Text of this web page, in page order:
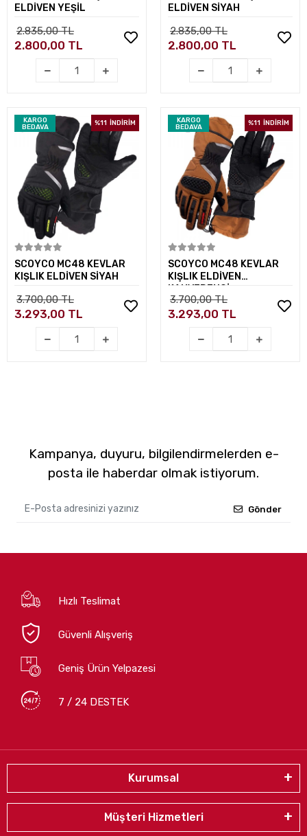
ELDİVEN YEŞİL
2.835,00 TL
2.800,00 TL
ELDİVEN SİYAH
2.835,00 TL
2.800,00 TL
KARGO
BEDAVA
%11 İNDİRİM
Sepete Ekle
SCOYCO MC48 KEVLAR
KIŞLIK ELDİVEN SİYAH
3.700,00 TL
3.293,00 TL
KARGO
BEDAVA
%11 İNDİRİM
Sepete Ekle
SCOYCO MC48 KEVLAR
KIŞLIK ELDİVEN
KAHVERENGİ
3.700,00 TL
3.293,00 TL
Kampanya, duyuru, bilgilendirmelerden e-
posta ile haberdar olmak istiyorum.
Gönder
Hızlı Teslimat
Güvenli Alışveriş
Geniş Ürün Yelpazesi
7 / 24 DESTEK
Kurumsal
Müşteri Hizmetleri